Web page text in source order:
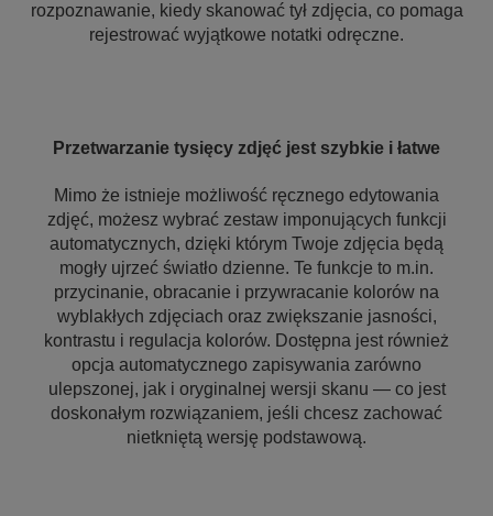
rozpoznawanie, kiedy skanować tył zdjęcia, co pomaga
rejestrować wyjątkowe notatki odręczne.
Przetwarzanie tysięcy zdjęć jest szybkie i łatwe
Mimo że istnieje możliwość ręcznego edytowania
zdjęć, możesz wybrać zestaw imponujących funkcji
automatycznych, dzięki którym Twoje zdjęcia będą
mogły ujrzeć światło dzienne. Te funkcje to m.in.
przycinanie, obracanie i przywracanie kolorów na
wyblakłych zdjęciach oraz zwiększanie jasności,
kontrastu i regulacja kolorów. Dostępna jest również
opcja automatycznego zapisywania zarówno
ulepszonej, jak i oryginalnej wersji skanu — co jest
doskonałym rozwiązaniem, jeśli chcesz zachować
nietkniętą wersję podstawową.